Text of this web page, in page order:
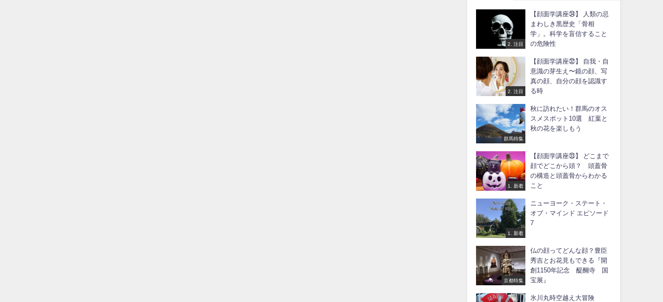
2. 注目
【顔面学講座㉞】 人類の忌
まわしき黒歴史「骨相
学」。科学を盲信すること
の危険性
2. 注目
【顔面学講座㉜】 自我・自
意識の芽生え〜鏡の顔、写
真の顔、自分の顔を認識す
る時
群馬特集
秋に訪れたい！群馬のオス
スメスポット10選 紅葉と
秋の花を楽しもう
1. 新着
【顔面学講座㉝】 どこまで
顔でどこから頭？ 頭蓋骨
の構造と頭蓋骨からわかる
こと
1. 新着
ニューヨーク・ステート・
オブ・マインド エピソード
7
京都特集
仏の顔ってどんな顔？豊臣
秀吉とお花見もできる『開
創1150年記念 醍醐寺 国
宝展』
氷川丸時空越え大冒険